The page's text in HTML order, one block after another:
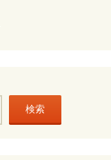
検索